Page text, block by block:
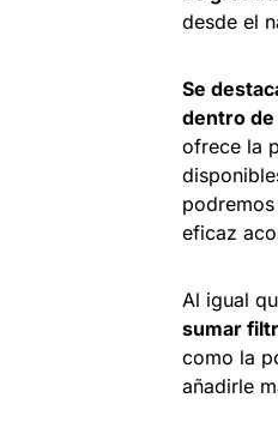
desde el
Se
dentro de
ofrece la
eficaz
Al igual
sumar
como la
añadirle